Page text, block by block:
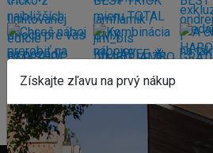
Získajte zľavu na prvý nákup